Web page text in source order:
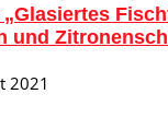
„Glasiertes
und
2021